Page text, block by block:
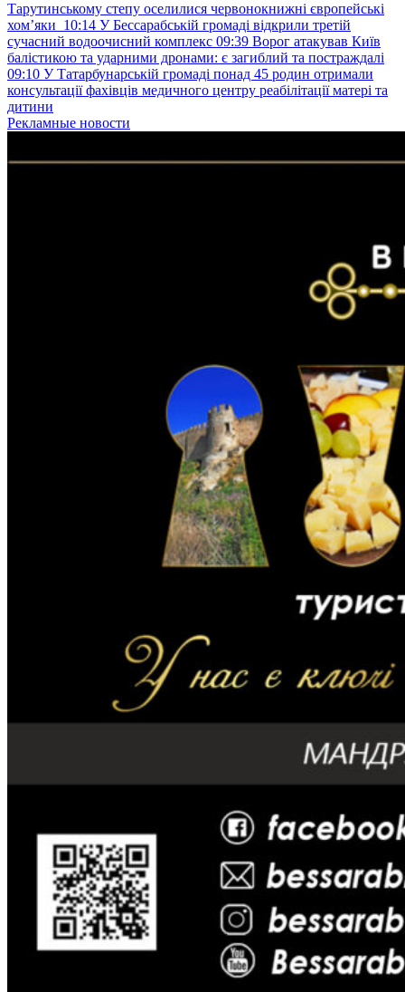
Тарутинському степу оселилися червонокнижні європейські
хом’яки 10:14 У Бессарабській громаді відкрили третій
сучасний водоочисний комплекс 09:39 Ворог атакував Київ
балістикою та ударними дронами: є загиблий та постраждалі
09:10 У Татарбунарській громаді понад 45 родин отримали
консультації фахівців медичного центру реабілітації матері та
дитини
Рекламные новости